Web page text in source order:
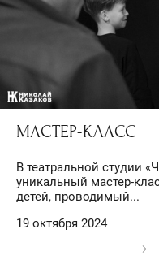
МАСТЕР-КЛАСС
В театральной студии
уникальный мастер-
детей, проводимый...
19 октября 2024